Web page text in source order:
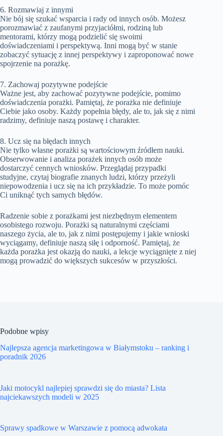
6. Rozmawiaj z innymi
Nie bój się szukać wsparcia i rady od innych osób. Możesz
porozmawiać z zaufanymi przyjaciółmi, rodziną lub
mentorami, którzy mogą podzielić się swoimi
doświadczeniami i perspektywą. Inni mogą być w stanie
zobaczyć sytuację z innej perspektywy i zaproponować nowe
spojrzenie na porażkę.
7. Zachowaj pozytywne podejście
Ważne jest, aby zachować pozytywne podejście, pomimo
doświadczenia porażki. Pamiętaj, że porażka nie definiuje
Ciebie jako osoby. Każdy popełnia błędy, ale to, jak się z nimi
radzimy, definiuje naszą postawę i charakter.
8. Ucz się na błędach innych
Nie tylko własne porażki są wartościowym źródłem nauki.
Obserwowanie i analiza porażek innych osób może
dostarczyć cennych wniosków. Przeglądaj przypadki
studyjne, czytaj biografie znanych ludzi, którzy przeżyli
niepowodzenia i ucz się na ich przykładzie. To może pomóc
Ci uniknąć tych samych błędów.
Radzenie sobie z porażkami jest niezbędnym elementem
osobistego rozwoju. Porażki są naturalnymi częściami
naszego życia, ale to, jak z nimi postępujemy i jakie wnioski
wyciągamy, definiuje naszą siłę i odporność. Pamiętaj, że
każda porażka jest okazją do nauki, a lekcje wyciągnięte z niej
mogą prowadzić do większych sukcesów w przyszłości.
Podobne wpisy
Najlepsza agencja marketingowa w Białymstoku – ranking i
poradnik 2026
Jaki motocykl najlepiej sprawdzi się do miasta? Lista
najciekawszych modeli w 2025
Sprawy spadkowe w Warszawie z pomocą adwokata